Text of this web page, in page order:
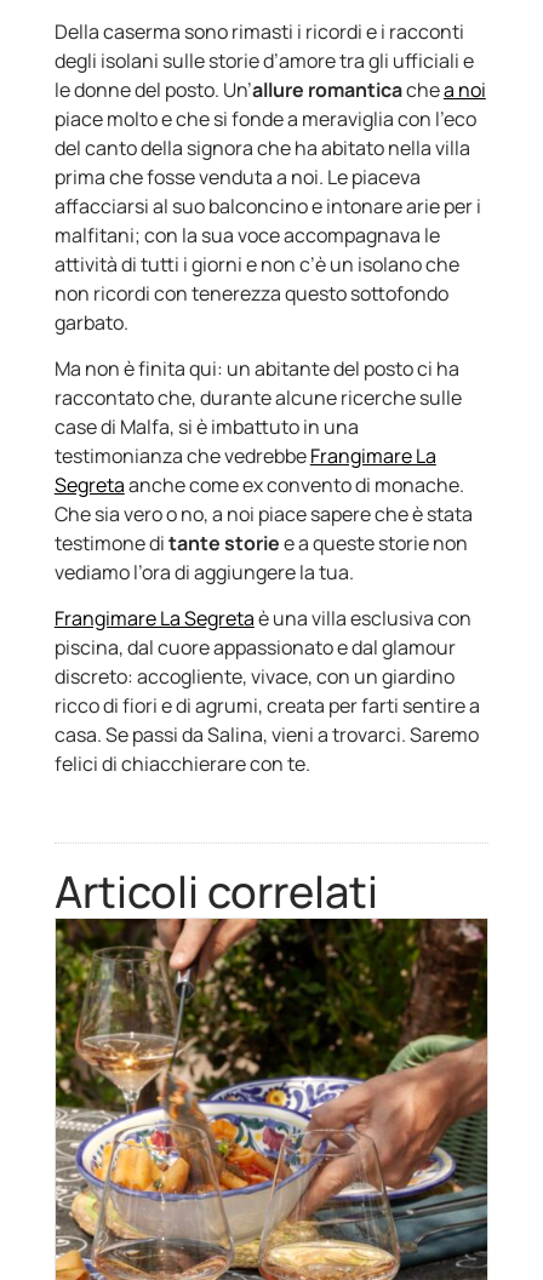
Della caserma sono rimasti i ricordi e i racconti
degli isolani sulle storie d’amore tra gli ufficiali e
le donne del posto. Un’allure romanticachea noi
piace molto e che si fonde a meraviglia con l’eco
del canto della signora che ha abitato nella villa
prima che fosse venduta a noi. Le piaceva
affacciarsi al suo balconcino e intonare arie per i
malfitani; con la sua voce accompagnava le
attività di tutti i giorni e non c’è un isolano che
non ricordi con tenerezza questo sottofondo
garbato.
Ma non è finita qui: un abitante del posto ci ha
raccontato che, durante alcune ricerche sulle
case di Malfa, si è imbattuto in una
testimonianza che vedrebbeFrangimare La
Segretaanche come ex convento di monache.
Che sia vero o no, a noi piace sapere che è stata
testimone ditante storiee a queste storie non
vediamo l’ora di aggiungere la tua.
Frangimare La Segretaè una villa esclusiva con
piscina, dal cuore appassionato e dal glamour
discreto: accogliente, vivace, con un giardino
ricco di fiori e di agrumi, creata per farti sentire a
casa. Se passi da Salina, vieni a trovarci. Saremo
felici di chiacchierare con te.
Articoli correlati